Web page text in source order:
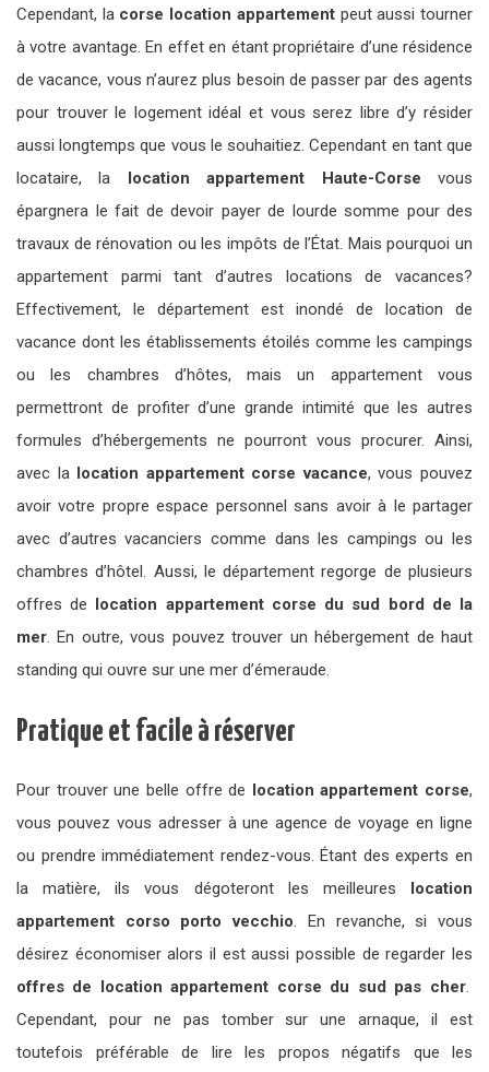
Cependant, la corse location appartementpeut aussi tourner
à votre avantage. En effet en étant propriétaire d’une résidence
de vacance, vous n’aurez plus besoin de passer par des agents
pour trouver le logement idéal et vous serez libre d’y résider
aussi longtemps que vous le souhaitiez. Cependant en tant que
locataire, la
location appartement Haute-Corse vous
épargnera le fait de devoir payer de lourde somme pour des
travaux de rénovation ou les impôts de l’État. Mais pourquoi un
appartement parmi tant d’autres locations de vacances?
Effectivement, le département est inondé de location de
vacance dont les établissements étoilés comme les campings
ou les chambres d’hôtes, mais un appartement vous
permettront de profiter d’une grande intimité que les autres
formules d’hébergements ne pourront vous procurer. Ainsi,
avec la
location appartement corse vacance, vous pouvez
avoir votre propre espace personnel sans avoir à le partager
avec d’autres vacanciers comme dans les campings ou les
chambres d’hôtel. Aussi, le département regorge de plusieurs
offres de
location appartement corse du sud bord de la
mer. En outre, vous pouvez trouver un hébergement de haut
standing qui ouvre sur une mer d’émeraude.
Pratique et facile à réserver
Pour trouver une belle offre de location appartement corse,
vous pouvez vous adresser à une agence de voyage en ligne
ou prendre immédiatement rendez-vous. Étant des experts en
la matière, ils vous dégoteront les meilleures
location
appartement corso porto vecchio. En revanche, si vous
désirez économiser alors il est aussi possible de regarder les
offres de location appartement corse du sud pas cher.
Cependant, pour ne pas tomber sur une arnaque, il est
toutefois préférable de lire les propos négatifs que les